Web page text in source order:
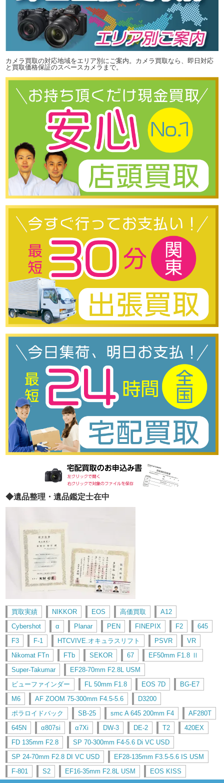
カメラ買取の対応地域をエリア別にご案内。カメラ買取なら、即日対応
と買取価格保証のスペースカメラまで。
◆遺品整理・遺品鑑定士在中
買取実績 NIKKOR EOS 高価買取
A12
Cybershot
α Planar PEN FINEPIX F2
645
F3
F-1 HTCVIVE.オキュラスリフト PSVR
VR
Nikomat FTn
FTb SEKOR 67
EF50mm F1.8 Ⅱ
Super-Takumar
EF28-70mm F2.8L USM
ビューファインダー
FL 50mm F1.8 EOS 7D
BG-E7
M6
AF ZOOM 75-300mm F4.5-5.6
D3200
ポラロイドバック
SB-25 smc A 645 200mm F4
AF280T
645N
α807si α7Xi DW-3 DE-2 T2
420EX
FD 135mm F2.8
SP 70-300mm F4-5.6 Di VC USD
SP 24-70mm F2.8 DI VC USD
EF28-135mm F3.5-5.6 IS USM
F-801
S2 EF16-35mm F2.8L USM EOS KISS